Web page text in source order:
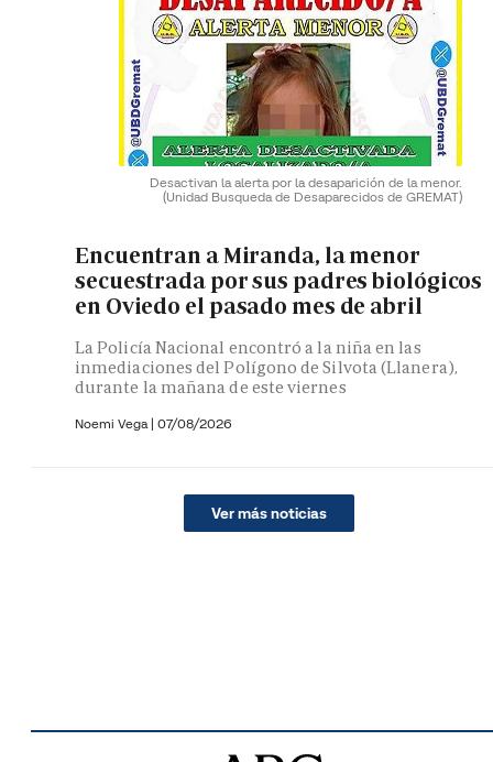
Desactivan la alerta por la desaparición de la menor.
(Unidad Busqueda de Desaparecidos de GREMAT)
Encuentran a Miranda, la menor
secuestrada por sus padres biológicos
en Oviedo el pasado mes de abril
La Policía Nacional encontró a la niña en las
inmediaciones del Polígono de Silvota (Llanera),
durante la mañana de este viernes
Noemi Vega | 07/08/2026
Ver más noticias